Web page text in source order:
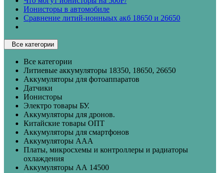
Ионисторы в автомобиле
Сравнение литий-ионныых акб 18650 и 26650
Все категории
Все категории
Литиевые аккумуляторы 18350, 18650, 26650
Аккумуляторы для фотоаппаратов
Датчики
Ионисторы
Электро товары БУ.
Аккумуляторы для дронов.
Китайские товары ОПТ
Аккумуляторы для смартфонов
Аккумуляторы ААА
Платы, микросхемы и контроллеры и радиаторы
охлаждения
Аккумуляторы АА 14500